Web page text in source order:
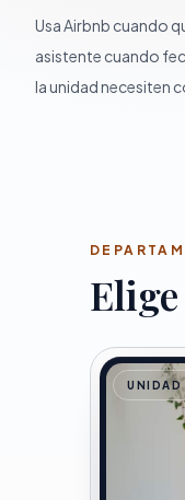
Usa Airbnb cuando
asistente cuando
la unidad necesiten
UNIDAD